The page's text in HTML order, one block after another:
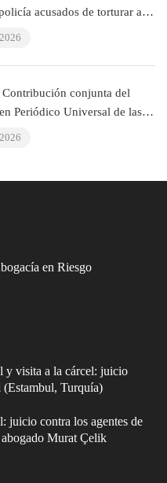
acusados de torturar al
conjunta del
Periódico Universal de las
en Riesgo
y visita a la cárcel: juicio
Turquía)
juicio contra los agentes de
Murat Çelik